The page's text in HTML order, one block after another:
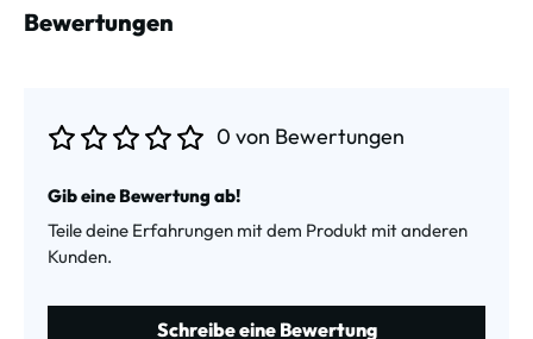
Bewertungen
0 von Bewertungen
Gib eine Bewertung ab!
Teile deine Erfahrungen mit dem Produkt mit anderen
Kunden.
Schreibe eine Bewertung